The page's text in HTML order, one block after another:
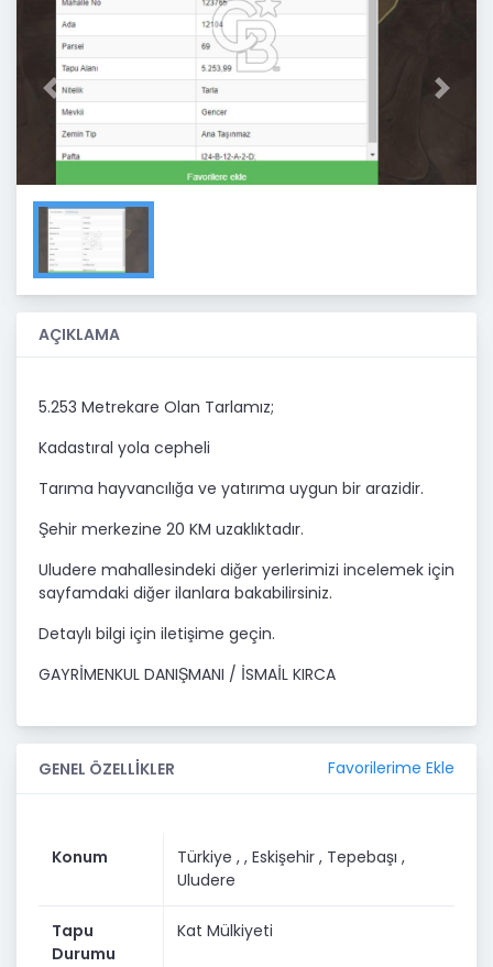
Previous Next
AÇIKLAMA
5.253 Metrekare Olan Tarlamız;
Kadastıral yola cepheli ​
Tarıma hayvancılığa ve yatırıma uygun bir arazidir.
Şehir merkezine 20 KM uzaklıktadır.
Uludere mahallesindeki diğer yerlerimizi incelemek için
sayfamdaki diğer ilanlara bakabilirsiniz.
Detaylı bilgi için iletişime geçin.
GAYRİMENKUL DANIŞMANI / İSMAİL KIRCA
GENEL ÖZELLİKLER Favorilerime Ekle
Konum Türkiye , , Eskişehir , Tepebaşı ,
Uludere
Tapu
Durumu
Kat Mülkiyeti